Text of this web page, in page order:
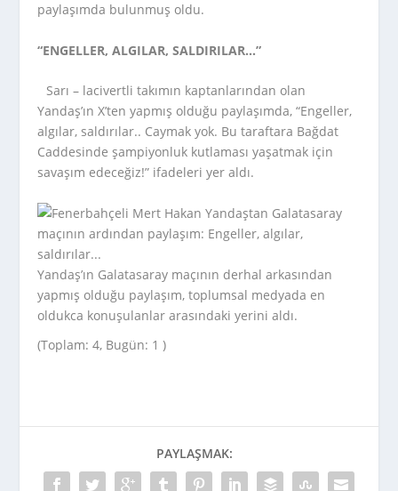
paylaşımda bulunmuş oldu.
“ENGELLER, ALGILAR, SALDIRILAR…”
Sarı – lacivertli takımın kaptanlarından olan
Yandaş’ın X’ten yapmış olduğu paylaşımda, “Engeller,
algılar, saldırılar.. Caymak yok. Bu taraftara Bağdat
Caddesinde şampiyonluk kutlaması yaşatmak için
savaşım edeceğiz!” ifadeleri yer aldı.
Yandaş’ın Galatasaray maçının derhal arkasından
yapmış olduğu paylaşım, toplumsal medyada en
oldukca konuşulanlar arasındaki yerini aldı.
(Toplam: 4, Bugün: 1 )
PAYLAŞMAK: